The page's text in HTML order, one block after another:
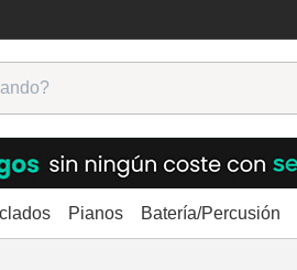
Pianos Batería/Percusión
soportes